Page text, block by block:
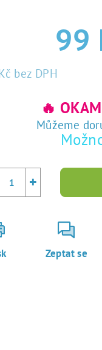
99
bez DPH
🔥
Můžeme
+
Zeptat se